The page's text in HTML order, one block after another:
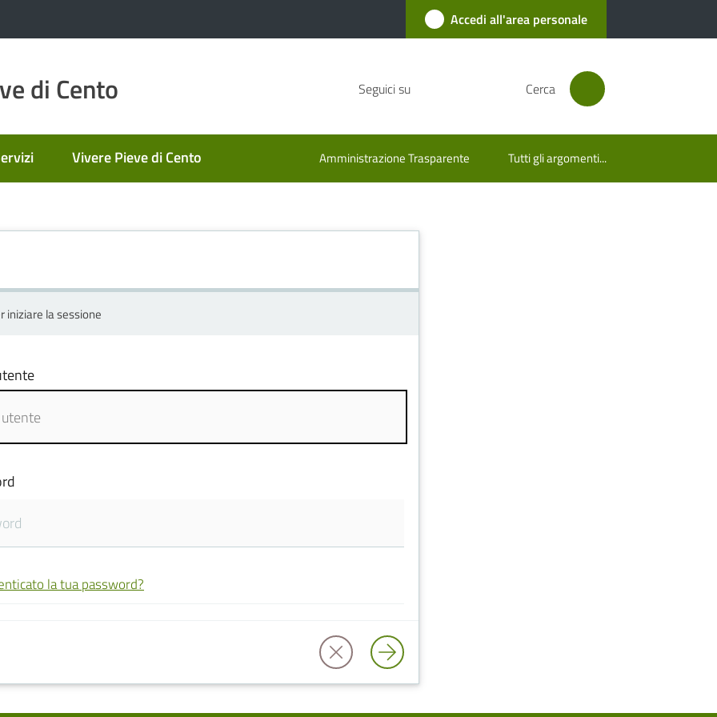
Accedi all'area personale
di Cento Seguici su Cerca
Vivere Pieve di Cento Amministrazione Trasparente Tutti gli argomenti...
iniziare la sessione
la tua password?